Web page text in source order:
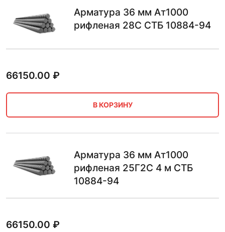
Арматура 36 мм Ат1000
рифленая 28С СТБ 10884-94
66150.00 ₽
В КОРЗИНУ
Арматура 36 мм Ат1000
рифленая 25Г2С 4 м СТБ
10884-94
66150.00 ₽